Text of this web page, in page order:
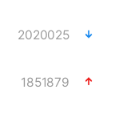
2020025
1851879